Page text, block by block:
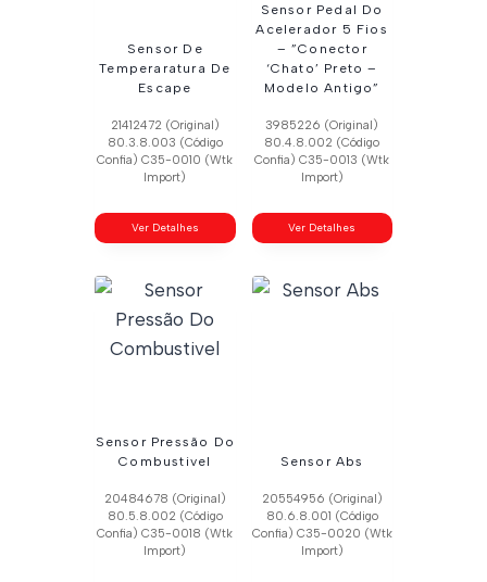
Sensor De
Temperaratura De
Escape
21412472 (Original)
80.3.8.003 (Código
Confia) C35-0010 (Wtk
Import)
Ver Detalhes
Sensor Pedal Do
Acelerador 5 Fios
– ”Conector
‘Chato’ Preto –
Modelo Antigo”
3985226 (Original)
80.4.8.002 (Código
Confia) C35-0013 (Wtk
Import)
Ver Detalhes
Sensor Pressão Do
Combustivel
20484678 (Original)
80.5.8.002 (Código
Confia) C35-0018 (Wtk
Import)
Sensor Abs
20554956 (Original)
80.6.8.001 (Código
Confia) C35-0020 (Wtk
Import)